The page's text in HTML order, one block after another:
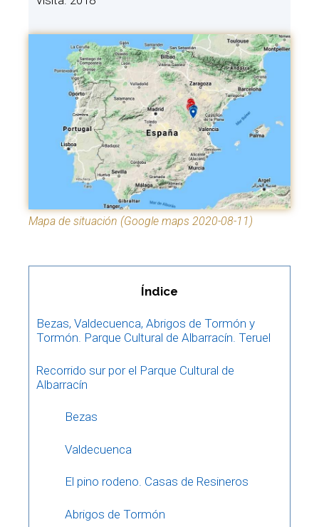
Mapa de situación (Google maps 2020-08-11)
Índice
Bezas, Valdecuenca, Abrigos de Tormón y
Tormón. Parque Cultural de Albarracín. Teruel
Recorrido sur por el Parque Cultural de
Albarracín
Bezas
Valdecuenca
El pino rodeno. Casas de Resineros
Abrigos de Tormón